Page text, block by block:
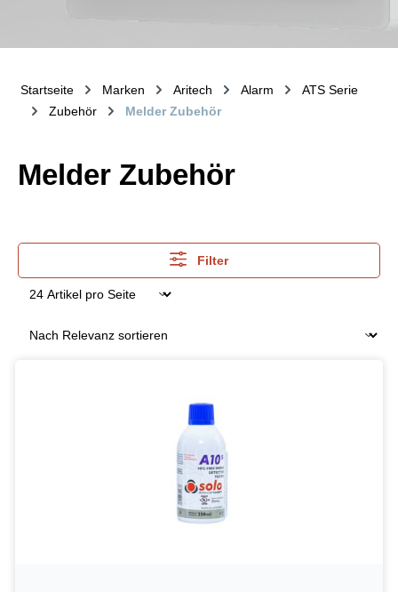
Startseite Marken Aritech Alarm
ATS Serie
Zubehör
Melder Zubehör
Melder Zubehör
Filter